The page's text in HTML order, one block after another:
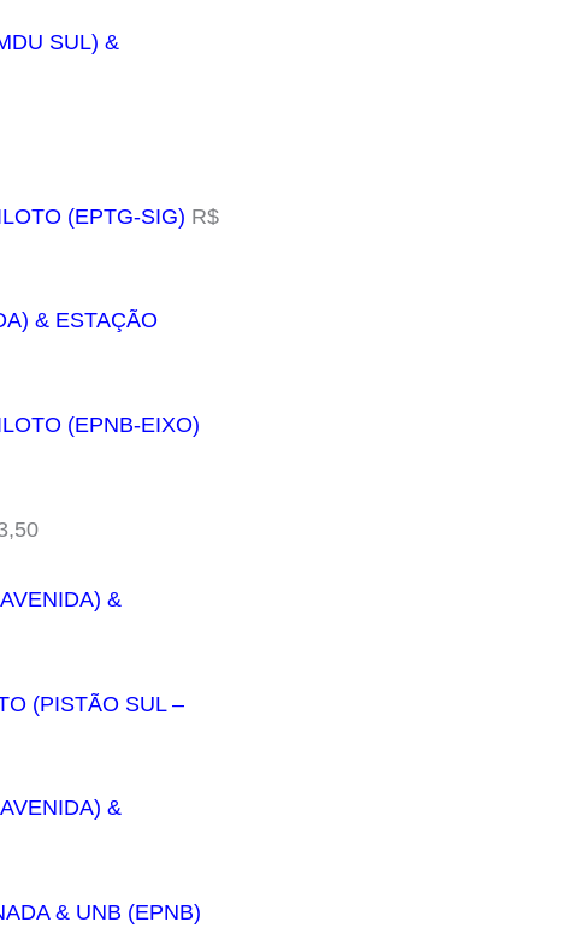
SUL) &
(EPTG-SIG) R$
& ESTAÇÃO
(EPNB-EIXO)
&
(PISTÃO SUL –
&
& UNB (EPNB)